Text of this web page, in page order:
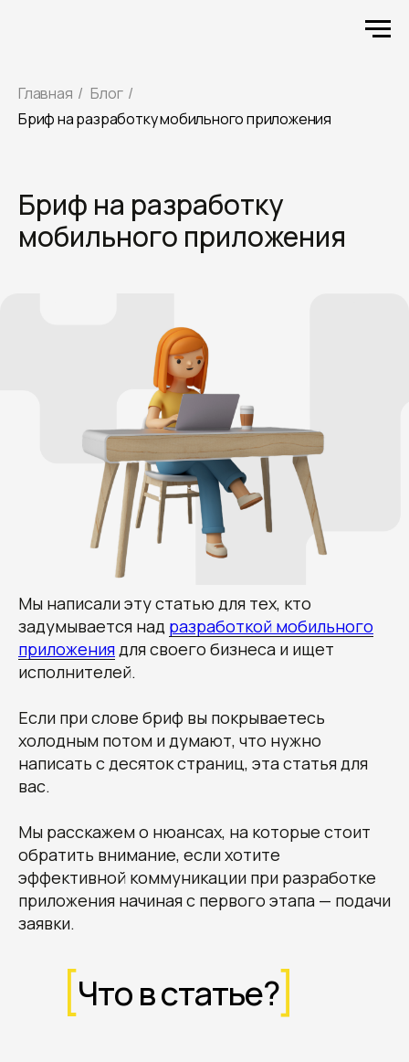
Главная / Блог /
Бриф на разработку мобильного приложения
Бриф на разработку
мобильного приложения
Мы написали эту статью для тех, кто
задумывается над разработкой мобильного
приложения для своего бизнеса и ищет
исполнителей.
Если при слове бриф вы покрываетесь
холодным потом и думают, что нужно
написать с десяток страниц, э та статья для
вас.
Мы расскажем о нюансах, на которые стоит
обратить внимание, если хотите
эффективной коммуникации при разработке
приложения начиная с первого этапа — подачи
заявки.
Что в статье?